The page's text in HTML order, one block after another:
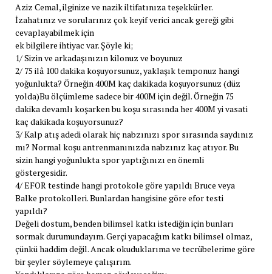
Aziz Cemal, ilginize ve nazik iltifatınıza teşekkürler.
İzahatınız ve sorularınız çok keyif verici ancak gereği gibi
cevaplayabilmek için
ek bilgilere ihtiyac var. Şöyle ki;
1/ Sizin ve arkadaşınızın kilonuz ve boyunuz
2/ 75 ilâ 100 dakika koşuyorsunuz, yaklaşık temponuz hangi
yoğunlukta? Örneğin 400M kaç dakikada koşuyorsunuz (düz
yolda)Bu ölçümleme sadece bir 400M için değil. Örneğin 75
dakika devamlı koşarken bu koşu sırasında her 400M yi vasati
kaç dakikada koşuyorsunuz?
3/ Kalp atış adedi olarak hiç nabzınızı spor sırasında saydınız
mı? Normal koşu antrenmanınızda nabzınız kaç atıyor. Bu
sizin hangi yoğunlukta spor yaptığınızı en önemli
göstergesidir.
4/ EFOR testinde hangi protokole göre yapıldı Bruce veya
Balke protokolleri. Bunlardan hangisine göre efor testi
yapıldı?
Değeli dostum, benden bilimsel katkı istediğin için bunları
sormak durumundayım. Gerçi yapacağım katkı bilimsel olmaz,
çünkü haddim değil. Ancak okuduklarıma ve tecrübelerime göre
bir şeyler söylemeye çalışırım.